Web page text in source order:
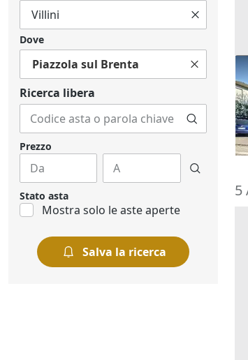
Dove
Piazzola sul Brenta
Ricerca libera
Prezzo
Stato asta
Mostra solo le aste aperte
Salva la ricerca
5